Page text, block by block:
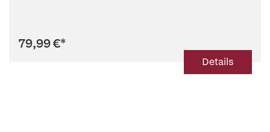
79,99 €*
Details